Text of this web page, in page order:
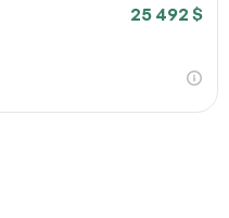
25 492 $